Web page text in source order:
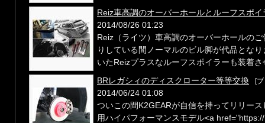
Reiz車高調のオーバーホールとルーフスポイ
2014/08/26 01:23
Reiz（ライツ）車高調のオーバーホールの
りしている間ノーマルのビル脚が代品とな
いたReizプラスなルーフスポイラーも装着
BRレガシィのディスクローター等等交換
[
2014/06/24 01:08
ついこの間K2GEARが自信を持ってリリー
用ハイパフォーマンスモデル<a